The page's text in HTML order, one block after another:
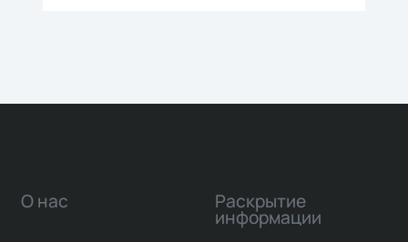
О нас Раскрытие
информации